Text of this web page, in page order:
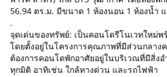
56.94 ตร.ม. มีขนาด 1 ห้องนอน 1 ห้องน้ำ
.
จุดเด่นของทรัพย์: เป็นคอนโดรีโนเวทใหม่พ
โดยตั้งอยู่ในโครงการคุณภาพที่มีส่วนกลาง
ต้องการคอนโดพักอาศัยอยู่ในบริเวณที่มีสิ่ง
ทุกมิติ อาทิเช่น ใกล้ทางด่วน และรถไฟฟ้า